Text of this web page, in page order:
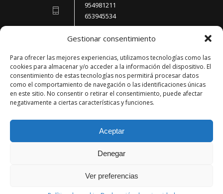
Gestionar consentimiento
Para ofrecer las mejores experiencias, utilizamos tecnologías como las
cookies para almacenar y/o acceder a la información del dispositivo. El
consentimiento de estas tecnologías nos permitirá procesar datos
como el comportamiento de navegación o las identificaciones únicas
en este sitio. No consentir o retirar el consentimiento, puede afectar
negativamente a ciertas características y funciones.
Aceptar
Denegar
Ver preferencias
954981211
653945534
consultas@clinicanarrosgimenez.com
Políticas
Política de Cookies
Política de Privacidad
Últimos Posts
LIPOSUCCIÓN: QUÉ ES? CUÁNDO HACERLA?
20 DE FEBRERO DE 2026
19 DE MARZO DE 2025